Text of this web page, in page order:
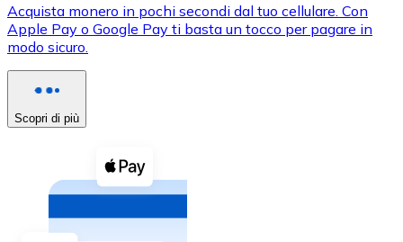
XRP
XRP
Vedi tutto
Buoni cripto
Acquista criptovalute in contanti e altri mezzi di
Acquista con contanti
Acquista monero in pochi secondi dal tuo cellulare. Con
Apple Pay o Google Pay ti basta un tocco per pagare in
modo sicuro.
Scopri di più